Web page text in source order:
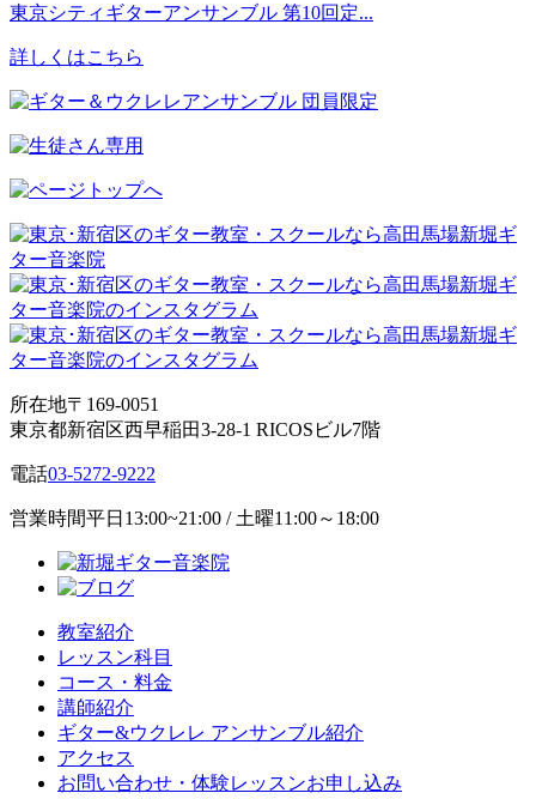
東京シティギターアンサンブル 第10回定...
詳しくはこちら
所在地〒169-0051
東京都新宿区西早稲田3-28-1 RICOSビル7階
電話03-5272-9222
営業時間平日13:00~21:00 / 土曜11:00～18:00
教室紹介
レッスン科目
コース・料金
講師紹介
ギター&ウクレレ アンサンブル紹介
アクセス
お問い合わせ・体験レッスンお申し込み